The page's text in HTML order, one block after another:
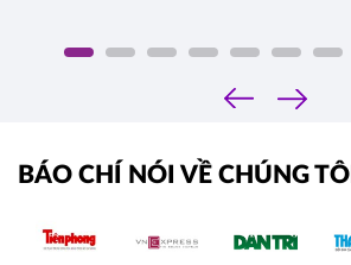
‹
›
BÁO CHÍ NÓI VỀ CHÚNG TÔI